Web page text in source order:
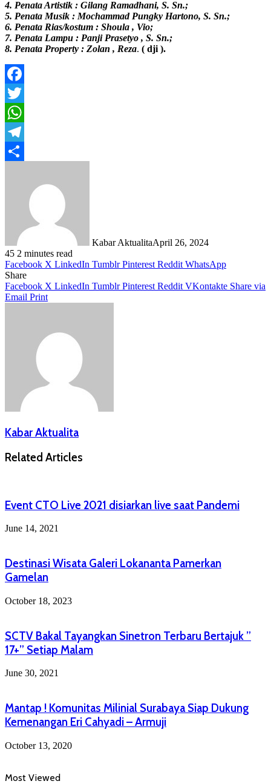
4. Penata Artistik : Gilang Ramadhani, S. Sn.;
5. Penata Musik : Mochammad Pungky Hartono, S. Sn.;
6. Penata Rias/kostum : Shoula , Vio;
7. Penata Lampu : Panji Prasetyo , S. Sn.;
8. Penata Property : Zolan , Reza. ( dji ).
Facebook
Twitter
WhatsApp
Telegram
Kabar AktualitaApril 26, 2024
45 2 minutes read
Facebook X LinkedIn Tumblr Pinterest Reddit WhatsApp
Share
Facebook X LinkedIn Tumblr Pinterest Reddit VKontakte Share via
Email Print
Kabar Aktualita
Related Articles
Event CTO Live 2021 disiarkan live saat Pandemi
June 14, 2021
Destinasi Wisata Galeri Lokananta Pamerkan
Gamelan
October 18, 2023
SCTV Bakal Tayangkan Sinetron Terbaru Bertajuk ”
17+” Setiap Malam
June 30, 2021
Mantap ! Komunitas Milinial Surabaya Siap Dukung
Kemenangan Eri Cahyadi – Armuji
October 13, 2020
Most Viewed